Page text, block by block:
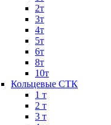
2т
3т
4т
5т
6т
8т
10т
Кольцевые СТК
1 т
2 т
3 т